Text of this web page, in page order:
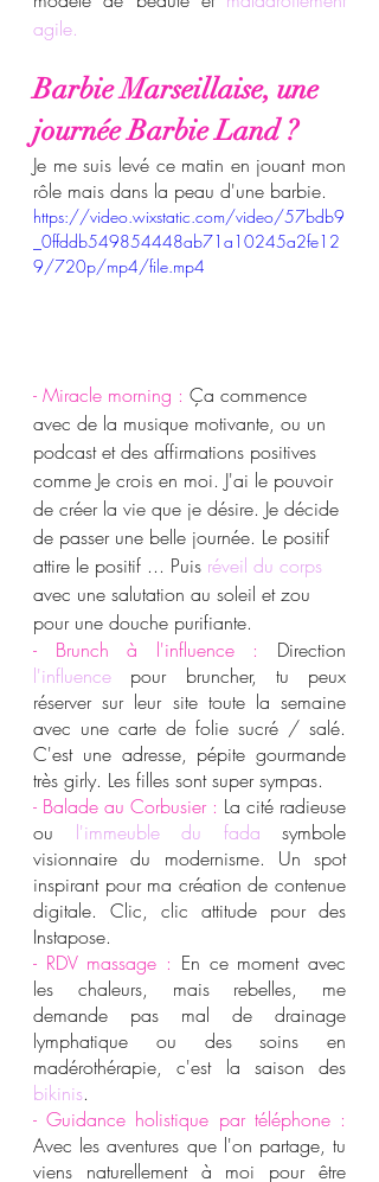
agile.
Barbie Marseillaise, une
journée Barbie Land ?
Je me suis levé ce matin en jouant mon
rôle mais dans la peau d'une barbie.
https://video.wixstatic.com/video/57bdb9
_0ffddb549854448ab71a10245a2fe12
9/720p/mp4/file.mp4
- Miracle morning : Ça commence
avec de la musique motivante, ou un
podcast et des affirmations positives
comme Je crois en moi. J'ai le pouvoir
de créer la vie que je désire. Je décide
de passer une belle journée. Le positif
attire le positif ... Puis réveil du corps
avec une salutation au soleil et zou
pour une douche purifiante.
- Brunch à l'influence : Direction
l'influence pour bruncher, tu peux
réserver sur leur site toute la semaine
avec une carte de folie sucré / salé.
C'est une adresse, pépite gourmande
très girly. Les filles sont super sympas.
- Balade au Corbusier : La cité radieuse
ou l'immeuble du fada symbole
visionnaire du modernisme. Un spot
inspirant pour ma création de contenue
digitale. Clic, clic attitude pour des
Instapose.
- RDV massage : En ce moment avec
les chaleurs, mais rebelles, me
demande pas mal de drainage
lymphatique ou des soins en
bikinis.
- Guidance holistique par téléphone :
Avec les aventures que l'on partage, tu